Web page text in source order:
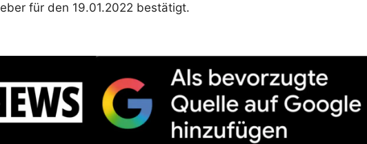
für den 19.01.2022 bestätigt.